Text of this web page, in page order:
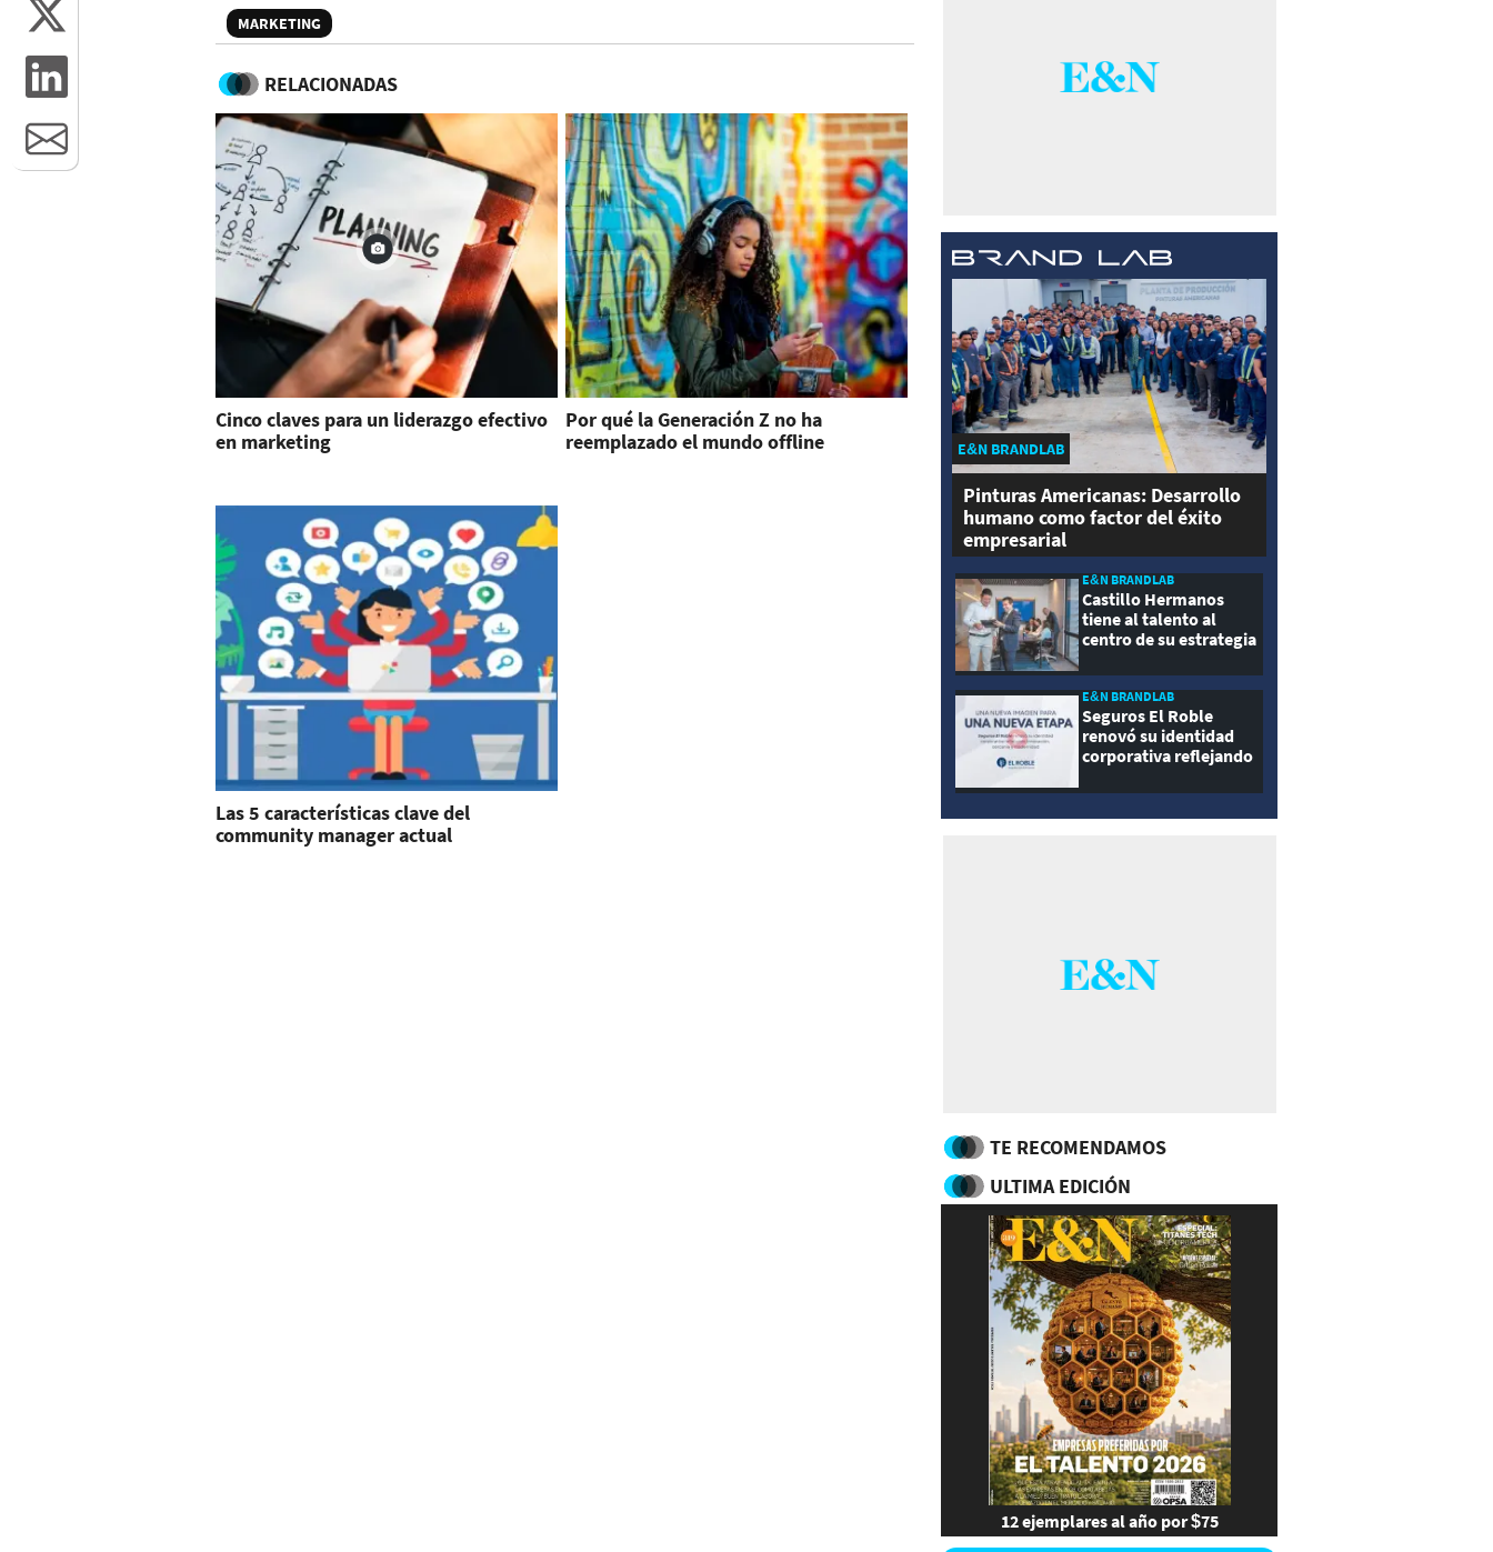
MARKETING
RELACIONADAS
Cinco claves para un liderazgo efectivo
en marketing
Por qué la Generación Z no ha
reemplazado el mundo offline
Las 5 características clave del
community manager actual
E&N BRANDLAB
Pinturas Americanas: Desarrollo
humano como factor del éxito
empresarial
E&N BRANDLAB
Castillo Hermanos
tiene al talento al
centro de su estrategia
E&N BRANDLAB
Seguros El Roble
renovó su identidad
corporativa reflejando
modernidad
TE RECOMENDAMOS
ULTIMA EDICIÓN
12 ejemplares al año por $75